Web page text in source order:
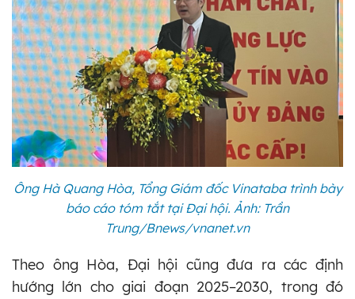
Ông Hà Quang Hòa, Tổng Giám đốc Vinataba trình bày
báo cáo tóm tắt tại Đại hội. Ảnh: Trần
Trung/Bnews/vnanet.vn
Theo ông Hòa, Đại hội cũng đưa ra các định
hướng lớn cho giai đoạn 2025–2030, trong đó